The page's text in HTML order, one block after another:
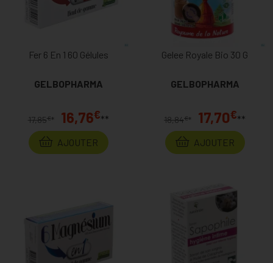
Fer 6 En 1 60 Gélules
GELBOPHARMA
17,85€ * 16,76€**
AJOUTER
Gelee Royale Bio 30 G
GELBOPHARMA
18,84€* 17,70€**
AJOUTER